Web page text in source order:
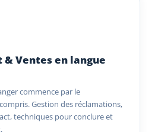
Ventes en langue
commence par le
Gestion des réclamations,
techniques pour conclure et